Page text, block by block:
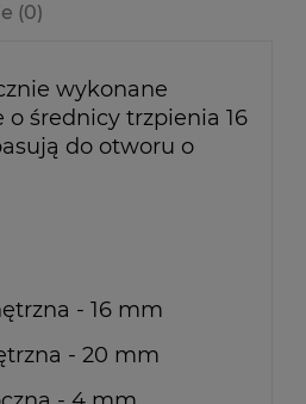
(0)
wykonane
średnicy trzpienia 16
do otworu o
- 16 mm
- 20 mm